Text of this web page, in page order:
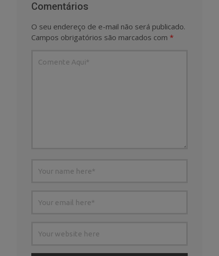
Comentários
O seu endereço de e-mail não será publicado.
Campos obrigatórios são marcados com *